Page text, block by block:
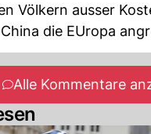
Völkern ausser
die EUropa
Chance und ohne
auch nicht, sind wir
zu uns selbst.
Alle Kommentare